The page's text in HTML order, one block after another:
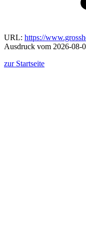
URL: https://
Ausdruck vom 2026-08-
zur Startseite